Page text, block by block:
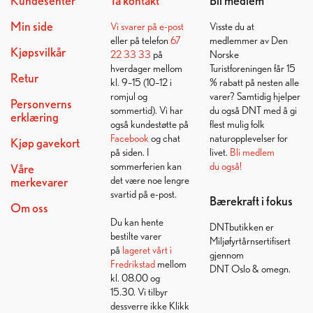
Min side
Kjøpsvilkår
Retur
Personverns
erklæring
Kjøp gavekort
Våre
merkevarer
Om oss
Vi svarer på e-post
eller på telefon 67
22 33 33 på
hverdager mellom
kl. 9–15 (10–12 i
romjul og
sommertid). Vi har
også kundestøtte på
Facebook og chat
på siden. I
sommerferien kan
det være noe lengre
svartid på e-post.
Du kan hente
bestilte varer
på lageret vårt i
Fredrikstadmellom
kl. 08.00 og
15.30. Vi tilbyr
dessverre ikke Klikk
Visste du at
medlemmer av Den
Norske
Turistforeningen får 15
% rabatt på nesten alle
varer? Samtidig hjelper
du også DNT med å gi
flest mulig folk
naturopplevelser for
livet. Bli medlem
du også!
Bærekraft i fokus
DNTbutikken er
Miljøfyrtårnsertifisert
gjennom
DNT Oslo & omegn.